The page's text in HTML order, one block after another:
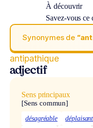
À découvrir
Savez-vous
Synonymes de
antipathique
adjectif
Sens principaux
[Sens commun]
désagréable déplaisant